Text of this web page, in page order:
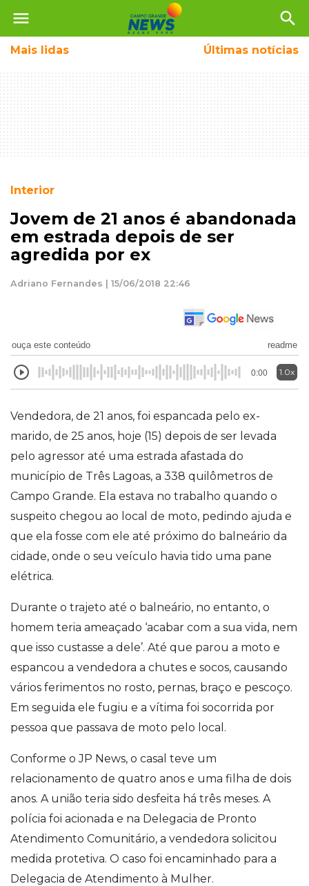
menu search
Mais lidas Últimas notícias
Interior
Jovem de 21 anos é abandonada
em estrada depois de ser
agredida por ex
Adriano Fernandes | 15/06/2018 22:46
ouça este conteúdo readme
0:00 1.0x
Vendedora, de 21 anos, foi espancada pelo ex-
marido, de 25 anos, hoje (15) depois de ser levada
pelo agressor até uma estrada afastada do
município de Três Lagoas, a 338 quilômetros de
Campo Grande. Ela estava no trabalho quando o
suspeito chegou ao local de moto, pedindo ajuda e
que ela fosse com ele até próximo do balneário da
cidade, onde o seu veículo havia tido uma pane
elétrica.
Durante o trajeto até o balneário, no entanto, o
homem teria ameaçado ‘acabar com a sua vida, nem
que isso custasse a dele’. Até que parou a moto e
espancou a vendedora a chutes e socos, causando
vários ferimentos no rosto, pernas, braço e pescoço.
Em seguida ele fugiu e a vítima foi socorrida por
pessoa que passava de moto pelo local.
Conforme o JP News, o casal teve um
relacionamento de quatro anos e uma filha de dois
anos. A união teria sido desfeita há três meses. A
polícia foi acionada e na Delegacia de Pronto
Atendimento Comunitário, a vendedora solicitou
medida protetiva. O caso foi encaminhado para a
Delegacia de Atendimento à Mulher.